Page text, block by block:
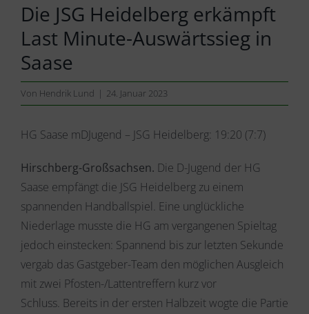
Die JSG Heidelberg erkämpft
Last Minute-Auswärtssieg in
Saase
Von Hendrik Lund | 24. Januar 2023
HG Saase mDJugend – JSG Heidelberg: 19:20 (7:7)
Hirschberg-Großsachsen. Die D-Jugend der HG
Saase empfängt die JSG Heidelberg zu einem
spannenden Handballspiel. Eine unglückliche
Niederlage musste die HG am vergangenen Spieltag
jedoch einstecken: Spannend bis zur letzten Sekunde
vergab das Gastgeber-Team den möglichen Ausgleich
mit zwei Pfosten-/Lattentreffern kurz vor
Schluss. Bereits in der ersten Halbzeit wogte die Partie